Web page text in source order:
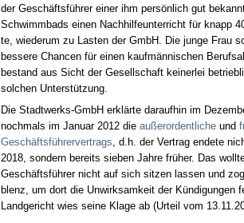
der Geschäftsführer ei­ner ihm persönlich gut
Schwimm­bads ei­nen Nach­hil­fe­un­ter­richt für knapp
te, wie­der­um zu Las­ten der GmbH. Die jun­ge Frau
bes­se­re Chan­cen für ei­nen kaufmänni­schen
be­stand aus Sicht der Ge­sell­schaft kei­ner­lei
sol­chen Un­terstützung.
Die Stadt­werks-GmbH erklärte dar­auf­hin im
noch­mals im Ja­nu­ar 2012 die außer­or­dent­li­cheund
Geschäftsführer­ver­trags, d.h. der Ver­trag en­de­te
2018, son­dern be­reits sie­ben Jah­re früher. Das
Geschäftsführer nicht auf sich sit­zen las­sen und
blenz, um dort die Un­wirk­sam­keit der Kündi­gun­gen
Land­ge­richt wies sei­ne Kla­ge ab (Ur­teil vom